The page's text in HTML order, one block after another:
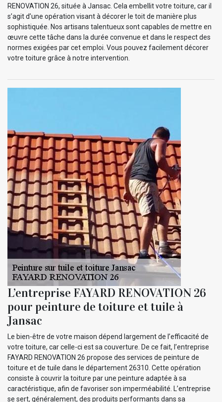
RENOVATION 26, située à Jansac. Cela embellit votre toiture, car il
s’agit d’une opération visant à décorer le toit de manière plus
sophistiquée. Nos artisans talentueux sont capables de mettre en
œuvre cette tâche dans la durée convenue et dans le respect des
normes exigées par cet emploi. Vous pouvez facilement décorer
votre toiture grâce à notre intervention.
L’entreprise FAYARD RENOVATION 26
pour peinture de toiture et tuile à
Jansac
Le bien-être de votre maison dépend largement de l’efficacité de
votre toiture, car celle-ci est sa couverture. De ce fait, l’entreprise
FAYARD RENOVATION 26 propose des services de peinture de
toiture et de tuile dans le département 26310. Cette opération
consiste à couvrir la toiture par une peinture adaptée à sa
caractéristique, afin de favoriser son imperméabilité. L’entreprise
se sert, généralement, des produits performants dans sa